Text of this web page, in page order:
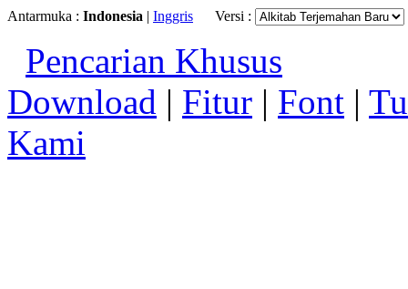
Antarmuka : Indonesia | Inggris Versi :
Pencarian Khusus
Download | Fitur | Font |
Kami